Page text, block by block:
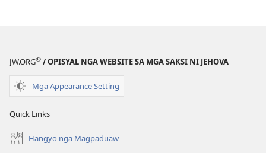
JW.ORG® / OPISYAL NGA WEBSITE SA MGA SAKSI NI JEHOVA
Mga Appearance Setting
Quick Links
Hangyo nga Magpaduaw